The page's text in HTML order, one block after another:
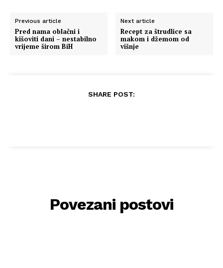
Previous article
Pred nama oblačni i
kišoviti dani – nestabilno
vrijeme širom BiH
Next article
Recept za štrudlice sa
makom i džemom od
višnje
SHARE POST:
Povezani postovi